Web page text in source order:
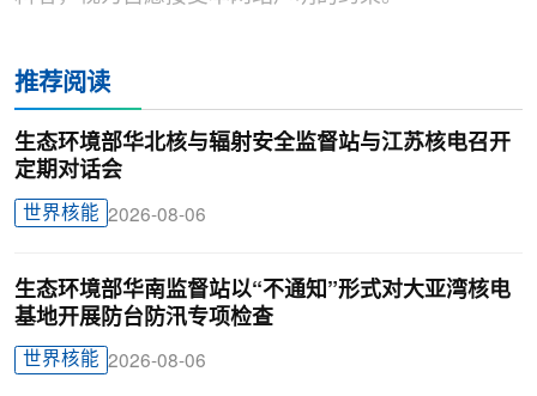
推荐阅读
生态环境部华北核与辐射安全监督站与江苏核电召开
定期对话会
世界核能 2026-08-06
生态环境部华南监督站以“不通知”形式对大亚湾核电
基地开展防台防汛专项检查
世界核能 2026-08-06